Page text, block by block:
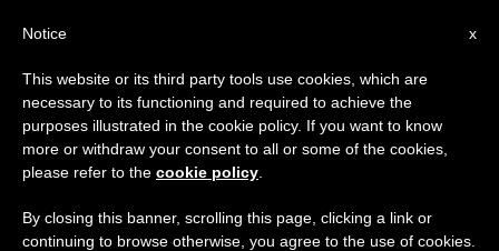
Italiano que dio la vida por salvar
a judíos del nazismo, hacia los
altares
×
Aviso importante
Del 27 de julio al 7 de agosto haremos la pausa
anual, aprovechando que en el periodo de verano
se generan menos informaciones y también el
x
Notice
This website or its third party tools use cookies, which are
necessary to its functioning and required to achieve the
purposes illustrated in the cookie policy. If you want to know
more or withdraw your consent to all or some of the cookies,
please refer to the cookie policy
By closing this banner, scrolling this page, clicking a link or
continuing to browse otherwise, you agree to the use of cookies.